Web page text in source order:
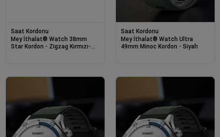
Saat Kordonu
Mey İthalat® Watch 38mm
Star Kordon - Zigzag Kırmızı-
Saat Kordonu
Mey İthalat® Watch Ultra
49mm Minoc Kordon - Siyah